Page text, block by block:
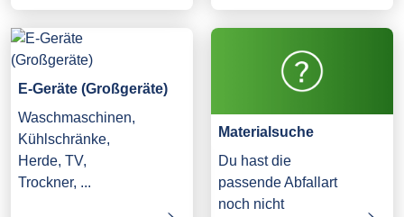
E-Geräte (Großgeräte)
Waschmaschinen,
Kühlschränke,
Herde, TV,
Trockner, ...
Materialsuche
Du hast die
passende Abfallart
noch nicht